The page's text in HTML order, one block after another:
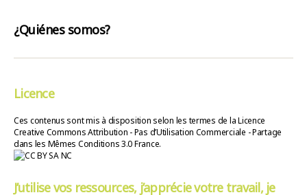
¿Quiénes somos?
Licence
Ces contenus sont mis à disposition selon les termes de la Licence
Creative Commons Attribution - Pas d’Utilisation Commerciale - Partage
dans les Mêmes Conditions 3.0 France.
J’utilise vos ressources, j’apprécie votre travail, je